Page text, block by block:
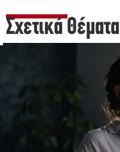
Σχετικά Θέματα